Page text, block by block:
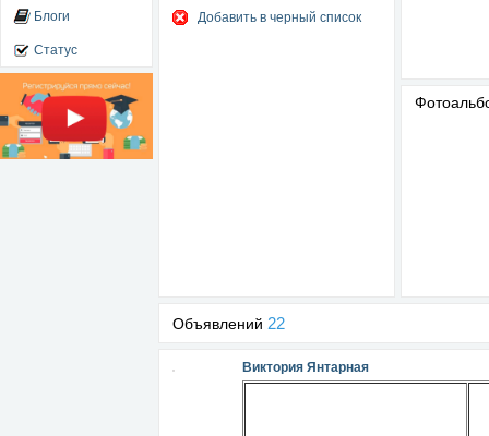
Блоги
Статус
Добавить в черный список
Объявлений 22
Виктория Янтарная